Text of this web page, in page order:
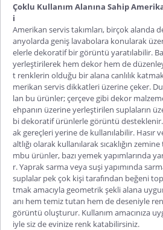
Çoklu Kullanım Alanına Sahip
i
Amerikan servis takımları, birçok alanda
anyolarda geniş lavabolara konularak
elerle dekoratif bir görüntü yaratılabilir.
yerleştirilerek hem dekor hem de
t renklerin olduğu bir alana canlılık
merikan servisdikkatleri üzerine çeker.
lan bu ürünler; çerçeve gibi dekor
ehpanın üzerine yerleştirilen suplaların
bi dekoratif ürünlerle görüntü
ak gereçleri yerine de kullanılabilir. Hasır
altlığı olarak kullanılarak sıcaklığın
mbu ürünler, bazı yemek yapımlarında
r. Yaprak sarma veya suşi yapımında
suplalar pek çok kişi tarafından beğeni
tmak amacıyla geometrik şekli alana
anı hem temiz tutan hem de deseniyle
görüntü oluşturur. Kullanım amacınıza
iyle siz de evinize renk katabilirsiniz.